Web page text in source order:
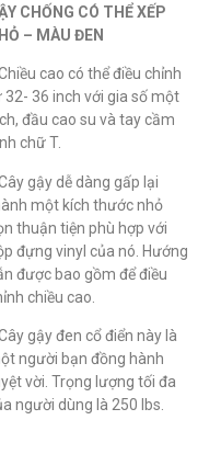
CHỐNG CÓ THỂ XẾP
– MÀU ĐEN
cao có thể điều chỉnh
32- 36 inch với gia số một
đầu cao su và tay cầm
chữ T.
gậy dễ dàng gấp lại
một kích thước nhỏ
thuận tiện phù hợp với
đựng vinyl của nó. Hướng
được bao gồm để điều
chiều cao.
gậy đen cổ điển này là
người bạn đồng hành
vời. Trọng lượng tối đa
người dùng là 250 lbs.